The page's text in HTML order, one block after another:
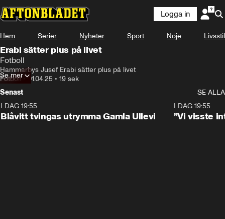
Logga in
Hem Serier Nyheter Sport Nöje Livsstil
Erabi sätter plus på livet
Fotboll
Hammarbys Jusef Erabi sätter plus på livet
Fotboll•01.04.25 • 19 sek
Se mer
Senast
SE ALLA
I DAG 19:55
Blåvitt tvingas utrymma Gamla Ullevi
I DAG 19:55
”Vi visste